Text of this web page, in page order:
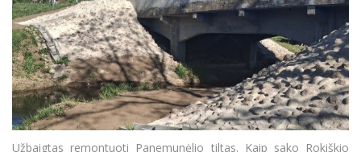
Užbaigtas remontuoti Panemunėlio tiltas. Kaip sako Rokiškio